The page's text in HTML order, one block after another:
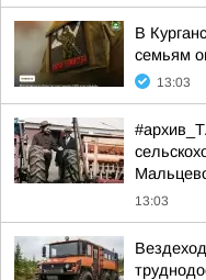
В
семьям
13:03
13:03